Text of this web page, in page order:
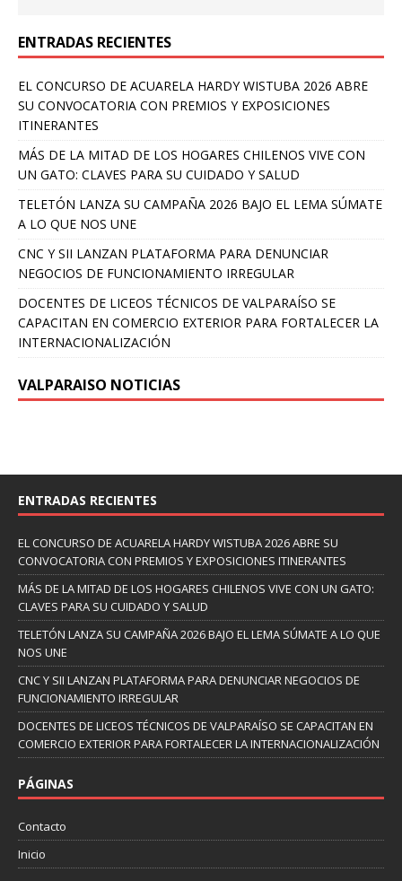
ENTRADAS RECIENTES
EL CONCURSO DE ACUARELA HARDY WISTUBA 2026 ABRE
SU CONVOCATORIA CON PREMIOS Y EXPOSICIONES
ITINERANTES
MÁS DE LA MITAD DE LOS HOGARES CHILENOS VIVE CON
UN GATO: CLAVES PARA SU CUIDADO Y SALUD
TELETÓN LANZA SU CAMPAÑA 2026 BAJO EL LEMA SÚMATE
A LO QUE NOS UNE
CNC Y SII LANZAN PLATAFORMA PARA DENUNCIAR
NEGOCIOS DE FUNCIONAMIENTO IRREGULAR
DOCENTES DE LICEOS TÉCNICOS DE VALPARAÍSO SE
CAPACITAN EN COMERCIO EXTERIOR PARA FORTALECER LA
INTERNACIONALIZACIÓN
VALPARAISO NOTICIAS
ENTRADAS RECIENTES
EL CONCURSO DE ACUARELA HARDY WISTUBA 2026 ABRE SU
CONVOCATORIA CON PREMIOS Y EXPOSICIONES ITINERANTES
MÁS DE LA MITAD DE LOS HOGARES CHILENOS VIVE CON UN GATO:
CLAVES PARA SU CUIDADO Y SALUD
TELETÓN LANZA SU CAMPAÑA 2026 BAJO EL LEMA SÚMATE A LO QUE
NOS UNE
CNC Y SII LANZAN PLATAFORMA PARA DENUNCIAR NEGOCIOS DE
FUNCIONAMIENTO IRREGULAR
DOCENTES DE LICEOS TÉCNICOS DE VALPARAÍSO SE CAPACITAN EN
COMERCIO EXTERIOR PARA FORTALECER LA INTERNACIONALIZACIÓN
PÁGINAS
Contacto
Inicio